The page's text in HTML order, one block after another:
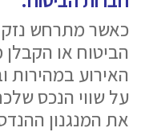
כאשר מתרחש
הביטוח או
האירוע במהירות
על שווי הנכס
את המנגנון